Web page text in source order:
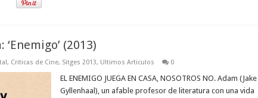
(2013)
, Criticas de Cine, Sitges 2013, Ultimos Articulos 0
EL ENEMIGO JUEGA EN CASA, NOSOTROS NO. Adam (Jake
Gyllenhaal), un afable profesor de literatura con una vida